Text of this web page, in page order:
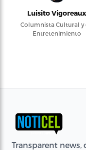
Luisito Vigoreaux
Columnista Cultural y
Entretenimiento
Transparent